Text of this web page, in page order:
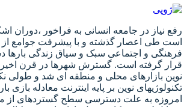
رفع نیاز در جامعه انسانی به فراخور ،دوران
است طی اعصار گذشته و با پیشرفت جوامع
فرهنگی و اجتماعی سبک و سیاق زندگی بارها
قرار گرفته است. گسترش شهرها در قرن
نوین بازارهای محلی و منطقه ای شد و طولی
تکنولوژیهای نوین بر پایه اینترنت معادله بازی
امروزه به علت دسترسی سطح گستردهای از